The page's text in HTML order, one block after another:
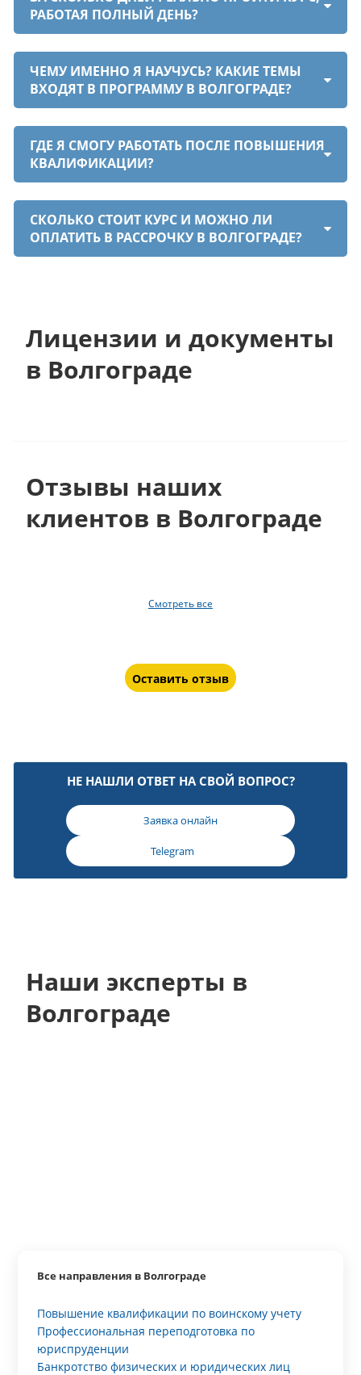
РАБОТАЯ ПОЛНЫЙ ДЕНЬ?
ЧЕМУ ИМЕННО Я НАУЧУСЬ? КАКИЕ ТЕМЫ
ВХОДЯТ В ПРОГРАММУ В ВОЛГОГРАДЕ?
ГДЕ Я СМОГУ РАБОТАТЬ ПОСЛЕ ПОВЫШЕНИЯ
КВАЛИФИКАЦИИ?
СКОЛЬКО СТОИТ КУРС И МОЖНО ЛИ
ОПЛАТИТЬ В РАССРОЧКУ В ВОЛГОГРАДЕ?
Лицензии и документы
в Волгограде
Отзывы наших
клиентов в Волгограде
Смотреть все
Оставить отзыв
НЕ НАШЛИ ОТВЕТ НА СВОЙ ВОПРОС?
Заявка онлайн
Telegram
Наши эксперты в
Волгограде
Все направления в Волгограде
Повышение квалификации по воинскому учету
Профессиональная переподготовка по
юриспруденции
Банкротство физических и юридических лиц